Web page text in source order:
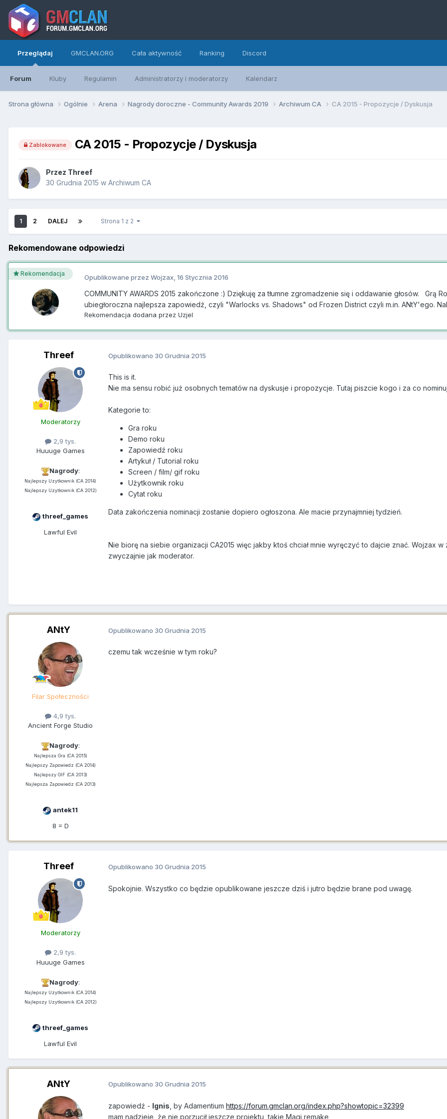
Przeglądaj
Forum Kluby Regulamin Administratorzy i moderatorzy Kalendarz
GMCLAN.ORG Cała aktywność Ranking Discord
Strona główna Ogólnie Arena Nagrody doroczne - Community Awards 2019 Archiwum CA CA 2015 - Propozycje / Dyskusja
Zablokowane CA 2015 - Propozycje / Dyskusja
Przez Threef
30 Grudnia 2015 w Archiwum CA
1 2 DALEJ Strona 1 z 2
Rekomendowane odpowiedzi
Rekomendacja Opublikowane przez Wojzax 16 Stycznia 2016
COMMUNITY AWARDS 2015 zakończone :) Dziękuję za tłumne zgromadzenie się i oddawanie głosów. Grą
ubiegłoroczna najlepsza zapowiedź, czyli "Warlocks vs. Shadows" od Frozen District czyli m.in. ANtY'ego.
Rekomendacja dodana przez Uzjel
Threef
Moderatorzy
2,9 tys.
Huuuge Games
Nagrody:
Najlepszy Uzytkownik (CA 2014)
Najlepszy Uzytkownik (CA 2012)
threef_games
Lawful Evil
Opublikowano 30 Grudnia 2015
This is it.
Nie ma sensu robić już osobnych tematów na dyskusje i propozycje. Tutaj piszcie kogo i za co
Kategorie to:
Gra roku
Demo roku
Zapowiedź roku
Artykuł / Tutorial roku
Screen / film/ gif roku
Użytkownik roku
Cytat roku
Data zakończenia nominacji zostanie dopiero ogłoszona. Ale macie przynajmniej tydzień.
Nie biorę na siebie organizacji CA2015 więc jakby ktoś chciał mnie wyręczyć to dajcie znać. Wojzax w
zwyczajnie jak moderator.
ANtY
Filar Społeczności
4,9 tys.
Ancient Forge Studio
Nagrody:
Najlepsza Gra (CA 2015)
Najlepszy Zapowiedz (CA 2014)
Najlepszy GIF (CA 2013)
Najlepsza Zapowiedz (CA 2013)
antek11
8 = D
Opublikowano 30 Grudnia 2015
czemu tak wcześnie w tym roku?
Threef
Moderatorzy
2,9 tys.
Huuuge Games
Nagrody:
Najlepszy Uzytkownik (CA 2014)
Najlepszy Uzytkownik (CA 2012)
threef_games
Lawful Evil
Opublikowano 30 Grudnia 2015
Spokojnie. Wszystko co będzie opublikowane jeszcze dziś i jutro będzie brane pod uwagę.
ANtY Opublikowano 30 Grudnia 2015
zapowiedź - Ignis , by Adamentium https://forum.gmclan.org/index.php?showtopic=32399
mam nadzieje, że nie porzucił jeszcze projektu, takie Magi remake